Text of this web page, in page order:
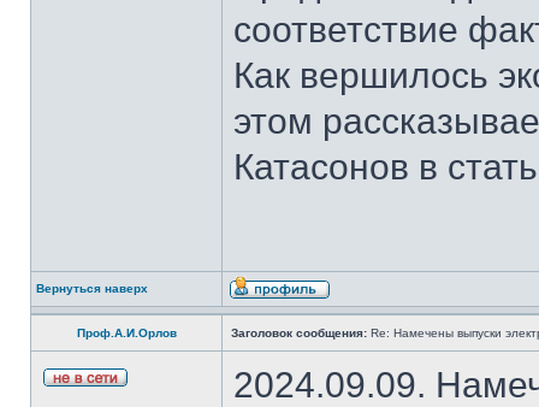
соответствие
Как вершилось
этом
Катасонов в
Вернуться наверх
Проф.А.И.Орлов Заголовок сообщения: Re: Намечены выпуски
2024.09.09.